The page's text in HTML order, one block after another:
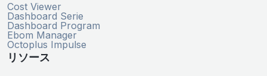
Cost Viewer
Dashboard Serie
Dashboard Program
Ebom Manager
Octoplus Impulse
リソース